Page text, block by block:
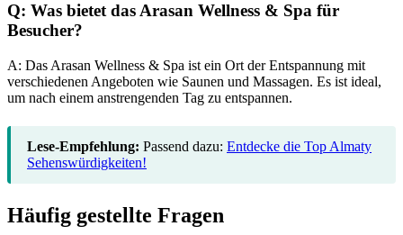
Q: Was bietet das Arasan Wellness & Spa für
Besucher?
A: Das Arasan Wellness & Spa ist ein Ort der Entspannung mit
verschiedenen Angeboten wie Saunen und Massagen. Es ist ideal,
um nach einem anstrengenden Tag zu entspannen.
Lese-Empfehlung: Passend dazu: Entdecke die Top Almaty
Sehenswürdigkeiten!
Häufig gestellte Fragen